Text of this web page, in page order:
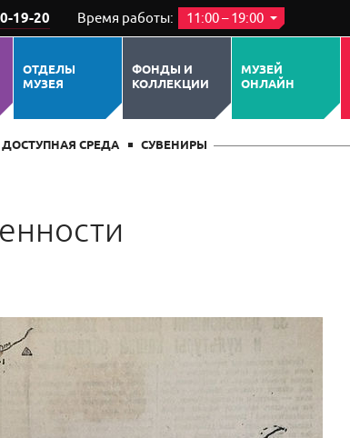
19-20 Время работы: 11:00 – 19:00
ОТДЕЛЫ
МУЗЕЯ
ФОНДЫ И
КОЛЛЕКЦИИ
МУЗЕЙ
ОНЛАЙН
ДОСТУПНАЯ СРЕДА СУВЕНИРЫ